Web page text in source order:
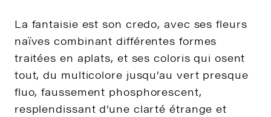
La fantaisie est son credo, avec ses fleurs
naïves combinant différentes formes
traitées en aplats, et ses coloris qui osent
tout, du multicolore jusqu’au vert presque
fluo, faussement phosphorescent,
resplendissant d’une clarté étrange et